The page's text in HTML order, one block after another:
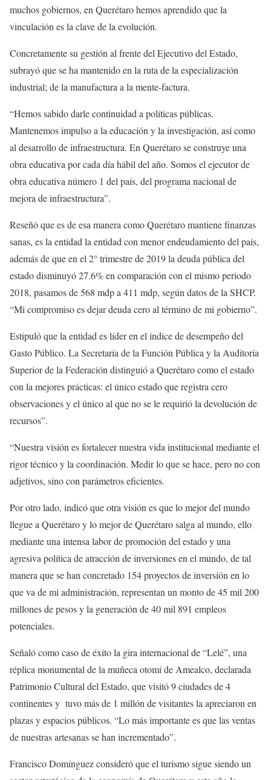
muchos gobiernos, en Querétaro hemos aprendido que la
vinculación es la clave de la evolución.
Concretamente su gestión al frente del Ejecutivo del Estado,
subrayó que se ha mantenido en la ruta de la especialización
industrial; de la manufactura a la mente-factura.
“Hemos sabido darle continuidad a políticas públicas.
Mantenemos impulso a la educación y la investigación, así como
al desarrollo de infraestructura. En Querétaro se construye una
obra educativa por cada día hábil del año. Somos el ejecutor de
obra educativa número 1 del país, del programa nacional de
mejora de infraestructura”.
Reseñó que es de esa manera como Querétaro mantiene finanzas
sanas, es la entidad la entidad con menor endeudamiento del país,
además de que en el 2° trimestre de 2019 la deuda pública del
estado disminuyó 27.6% en comparación con el mismo periodo
2018, pasamos de 568 mdp a 411 mdp, según datos de la SHCP.
“Mi compromiso es dejar deuda cero al término de mi gobierno”.
Estipuló que la entidad es líder en el índice de desempeño del
Gasto Público. La Secretaría de la Función Pública y la Auditoría
Superior de la Federación distinguió a Querétaro como el estado
con la mejores prácticas: el único estado que registra cero
observaciones y el único al que no se le requirió la devolución de
recursos”.
“Nuestra visión es fortalecer nuestra vida institucional mediante el
rigor técnico y la coordinación. Medir lo que se hace, pero no con
adjetivos, sino con parámetros eficientes.
Por otro lado, indicó que otra visión es que lo mejor del mundo
llegue a Querétaro y lo mejor de Querétaro salga al mundo, ello
mediante una intensa labor de promoción del estado y una
agresiva política de atracción de inversiones en el mundo, de tal
manera que se han concretado 154 proyectos de inversión en lo
que va de mi administración, representan un monto de 45 mil 200
millones de pesos y la generación de 40 mil 891 empleos
potenciales.
Señaló como caso de éxito la gira internacional de “Lelé”, una
réplica monumental de la muñeca otomí de Amealco, declarada
Patrimonio Cultural del Estado, que visitó 9 ciudades de 4
continentes y tuvo más de 1 millón de visitantes la apreciaron en
plazas y espacios públicos. “Lo más importante es que las ventas
de nuestras artesanas se han incrementado”.
Francisco Domínguez consideró que el turismo sigue siendo un